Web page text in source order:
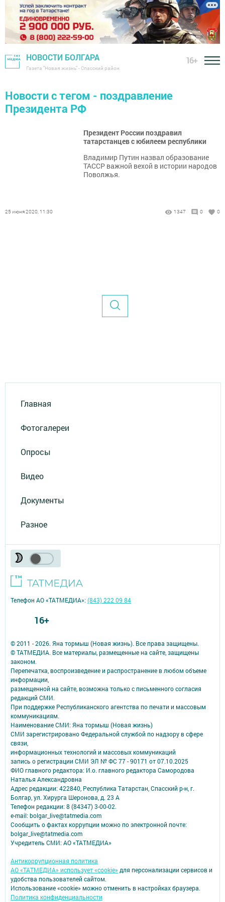
НОВОСТИ БОЛГАРА
Газета "Новая жизнь" - Спасский район
16+
Новости с тегом - поздравление
Президента РФ
Президент России поздравил
татарстанцев с юбилеем республики
Владимир Путин назвал образование
ТАССР важной вехой в истории народов
Поволжья.
25 июня 2020, 11:30 1347 0 0
Главная
Фотогалереи
Опросы
Видео
Документы
Разное
© 2011 - 2026. Яна тормыш (Новая жизнь). Все права защищены.
© ТАТМЕДИА. Все материалы, размещенные на сайте, защищены
законом.
Перепечатка, воспроизведение и распространение в любом объеме
информации,
размещенной на сайте, возможна только с письменного согласия
редакций СМИ.
При поддержке Республиканского агентства по печати и массовым
коммуникациям.
Наименование СМИ: Яна тормыш (Новая жизнь)
СМИ зарегистрировано Федеральной службой по надзору в сфере
связи,
информационных технологий и массовых коммуникаций
запись о регистрации СМИ ЭЛ № ФС 77 - 90171 от 07.10.2025
ФИО главного редактора: И.о. главного редактора Самородова
Наталья Александровна
Адрес редакции: 422840, Республика Татарстан, Спасский р-н, г.
Болгар, ул. Хирурга Шеронова, д. 23 А
Телефон редакции: 8 (84347) 3-00-02.
e-mail: bolgar_live@tatmedia.com
Сообщить о фактах коррупции можно по электронной почте:
bolgar_live@tatmedia.com
Учредитель СМИ: АО «ТАТМЕДИА»
Антикоррупционная политика
АО «ТАТМЕДИА» использует «cookie» для персонализации сервисов и
удобства пользователей сайтом.
Использование «cookie» можно отменить в настройках браузера.
Политика конфиденциальности
Телефон АО «ТАТМЕДИА»:(843) 222 09 84
16+